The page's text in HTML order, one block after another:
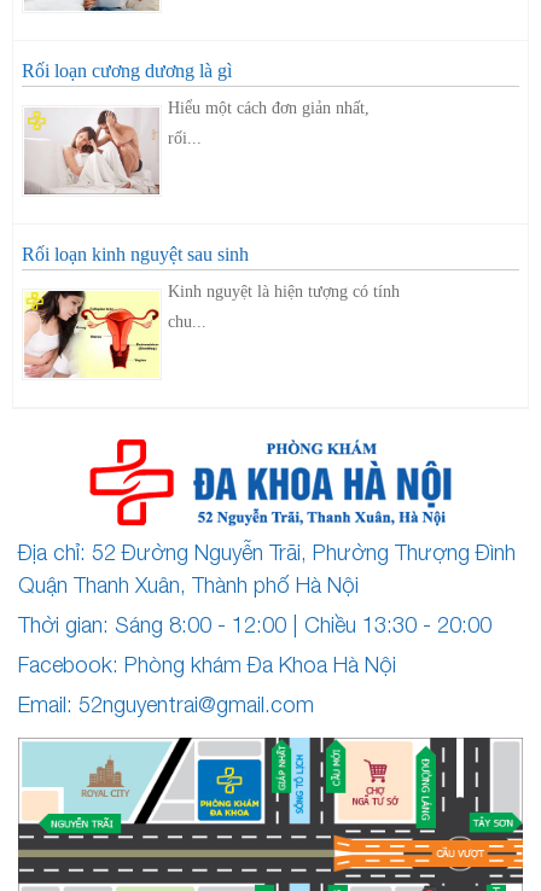
Rối loạn cương dương là gì
Hiểu một cách đơn giản nhất,
rối...
Rối loạn kinh nguyệt sau sinh
Kinh nguyệt là hiện tượng có tính
chu...
Địa chỉ: 52 Đường Nguyễn Trãi, Phường Thượng Đình
Quận Thanh Xuân, Thành phố Hà Nội
Thời gian: Sáng 8:00 - 12:00 | Chiều 13:30 - 20:00
Facebook: Phòng khám Đa Khoa Hà Nội
Email: 52nguyentrai@gmail.com